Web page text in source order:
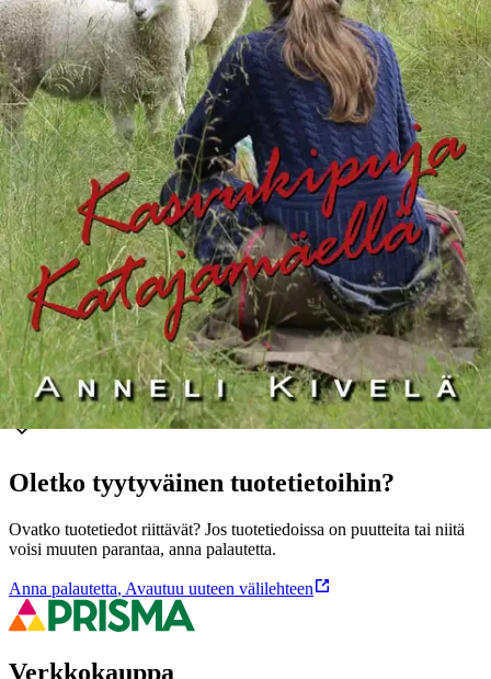
Katajamäen kauniin Kaislajärven rantaan on nousemassa rivitalo. Se
on kauhistuttava asia etenkin Nikkasen Päivikin - paikkakunnan
kaiken tietävän sielun ja tarmonpesän - mielestä. Saattaahan olla, että
Katajamäelle on muuttamassa ties minkälaisia ihmisiä aatteineen ja
elämäntapoineen! Tulokkaat kiinnostavat myös muita
katajamäkeläisiä. Kyläkoulun opettajan Hannen veli Petri ja
avovaimo Noora kuuluvat ostaneen yhden asunnoista.Uusien
asukkaiden keskuudessakin kehkeytyy hetimiten draamaa: Noorassa
herää epäilys, että Petri on vähän liian kiinnostunut päätyasunnon
punapäästä. Lisätohinaa Katajamäelle aiheuttaa koulurakennuksen
vesivahinko. Kannattaako yli satavuotiasta koulua enää korjata vai
olisiko viisaampaa rakentaa kokonaan uusi pytinki? Lukijoiden
rakastama sarja jatkuu entisen veroisena: touhua ja talkoita riittää
koko kylän tarpeiksi!
Näytä lisää tuotekuvausta
Ominaisuudet
Oletko tyytyväinen tuotetietoihin?
Ovatko tuotetiedot riittävät? Jos tuotetiedoissa on puutteita tai niitä
voisi muuten parantaa, anna palautetta.
Anna palautetta, Avautuu uuteen välilehteen
Verkkokauppa